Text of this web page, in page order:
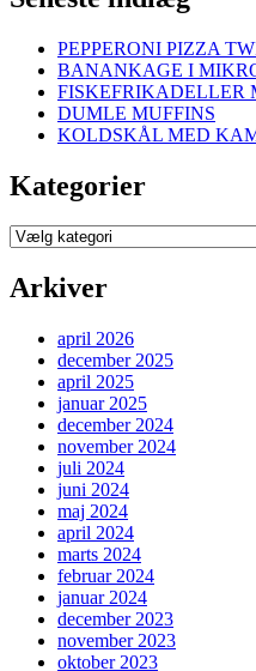
PEPPERONI PIZZA
BANANKAGE I
FISKEFRIKADELLER
DUMLE MUFFINS
KOLDSKÅL MED
Kategorier
Kategorier
Arkiver
april 2026
december 2025
april 2025
januar 2025
december 2024
november 2024
juli 2024
juni 2024
maj 2024
april 2024
marts 2024
februar 2024
januar 2024
december 2023
november 2023
oktober 2023